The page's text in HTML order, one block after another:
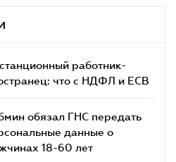
работник-
что с НДФЛ и ЕСВ
обязал ГНС передать
данные о
18-60 лет